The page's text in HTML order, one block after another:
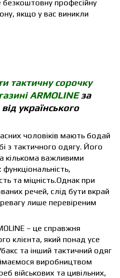
професійну
якщо у вас виникли
тактичну сорочку
ARMOLINEза
українського
чоловіків мають бодай
з тактичного одягу. Його
кількома важливими
та міцність.Однак при
речей, слід бути вкрай
лише перевіреним
– це справжня
клієнта, який понад усе
та інший тактичний одяг
виробництвом
військових та цивільних,